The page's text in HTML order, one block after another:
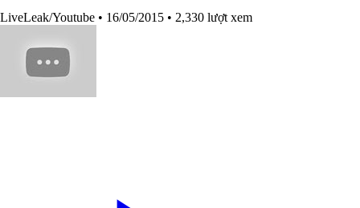
LiveLeak/Youtube • 16/05/2015 • 2,330 lượt xem